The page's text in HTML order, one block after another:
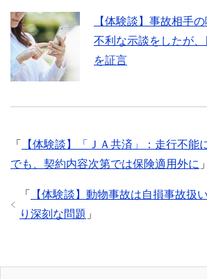
【体験談】事故相手
不利な示談をしたが
を証言
「
【体験談】「ＪＡ共済」：走行不能
でも、契約内容次第では保険適用外に 」
「
【体験談】動物事故は自損事故扱
り深刻な問題 」